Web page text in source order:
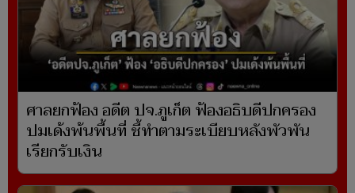
ศาลยกฟ้อง อดีต ปจ.ภูเก็ต ฟ้องอธิบดีปกครอง
ปมเด้งพ้นพื้นที่ ชี้ทำตามระเบียบหลังพัวพัน
เรียกรับเงิน